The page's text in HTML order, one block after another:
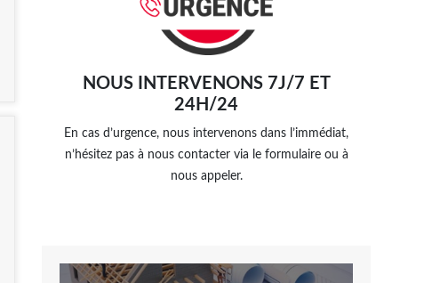
NOUS INTERVENONS 7J/7 ET
24H/24
En cas d’urgence, nous intervenons dans l’immédiat,
n’hésitez pas à nous contacter via le formulaire ou à
nous appeler.